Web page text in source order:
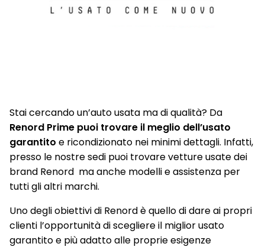
Stai cercando un’auto usata ma di qualità? Da
Renord Prime puoi trovare il meglio dell’usato
garantito e ricondizionato nei minimi dettagli. Infatti,
presso le nostre sedi puoi trovare vetture usate dei
brand Renord ma anche modelli e assistenza per
tutti gli altri marchi.
Uno degli obiettivi di Renord è quello di dare ai propri
clienti l’opportunità di scegliere il miglior usato
garantito e più adatto alle proprie esigenze